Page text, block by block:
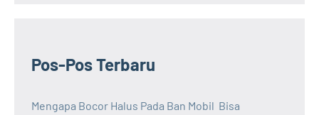
Pos-Pos Terbaru
Mengapa Bocor Halus Pada Ban Mobil Bisa